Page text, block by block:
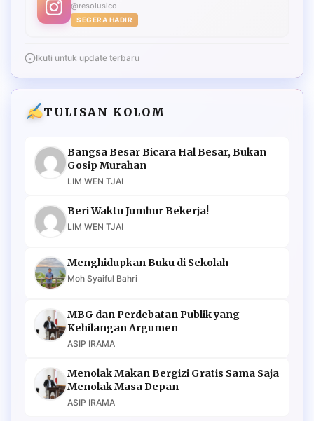
@resolusico
SEGERA HADIR
Ikuti untuk update terbaru
TULISAN KOLOM
Bangsa Besar Bicara Hal Besar, Bukan
Gosip Murahan
LIM WEN TJAI
Beri Waktu Jumhur Bekerja!
LIM WEN TJAI
Menghidupkan Buku di Sekolah
Moh Syaiful Bahri
MBG dan Perdebatan Publik yang
Kehilangan Argumen
ASIP IRAMA
Menolak Makan Bergizi Gratis Sama Saja
Menolak Masa Depan
ASIP IRAMA